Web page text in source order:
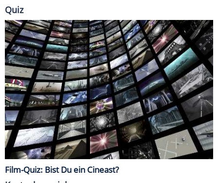
Quiz
Film-Quiz: Bist Du ein Cineast?